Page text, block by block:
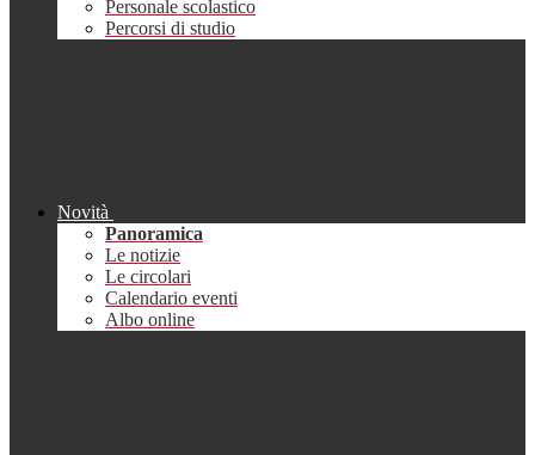
Personale scolastico
Percorsi di studio
Novità
Panoramica
Le notizie
Le circolari
Calendario eventi
Albo online